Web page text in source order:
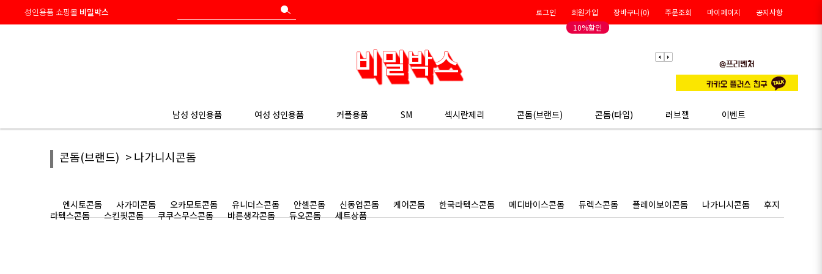
로그인
회원가입
10%할인
장바구니(0) 주문조회 마이페이지 공지사항
성인용품 쇼핑몰 비밀박스
남성 성인용품 여성 성인용품 커플용품 SM 섹시란제리 콘돔(브랜드) 콘돔(타입) 러브젤 이벤트
> 나가니시콘돔
콘돔(브랜드) > 나가니시콘돔
엔시토콘돔 사가미콘돔 오카모토콘돔 유니더스콘돔 안셀콘돔 신동엽콘돔 케어콘돔 한국라텍스콘돔 메디바이스콘돔 듀렉스콘돔 플레이보이콘돔 나가니시콘돔
후지
라텍스콘돔
스킨핏콘돔 쿠쿠스무스콘돔 바른생각콘돔 듀오콘돔 세트상품